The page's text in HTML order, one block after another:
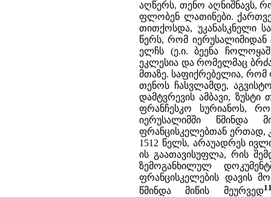
აღწერს, თენო აღნიშნავს,
ფლობენ ლათინები.
თითქოსდა, უკანასკნელი
წერს, რომ
ელჩს (ე.ი. ბეენა
ეკლესია და რომელმაც
მთაზე. საფიქრებელია,
თენოს ჩასვლამდე,
დამტვრევის ამბავი,
ფრანჩესკო სურიანოს,
იერუსალიმში წმინდა
ფრანცისკელებთან ერთად,
1512 წელს, არაუადრეს
ის გაათავისუფლა, რის
ზემოგანხილულ
ფრანცისკელების დავის
წმინდა მიწის მეურვედ